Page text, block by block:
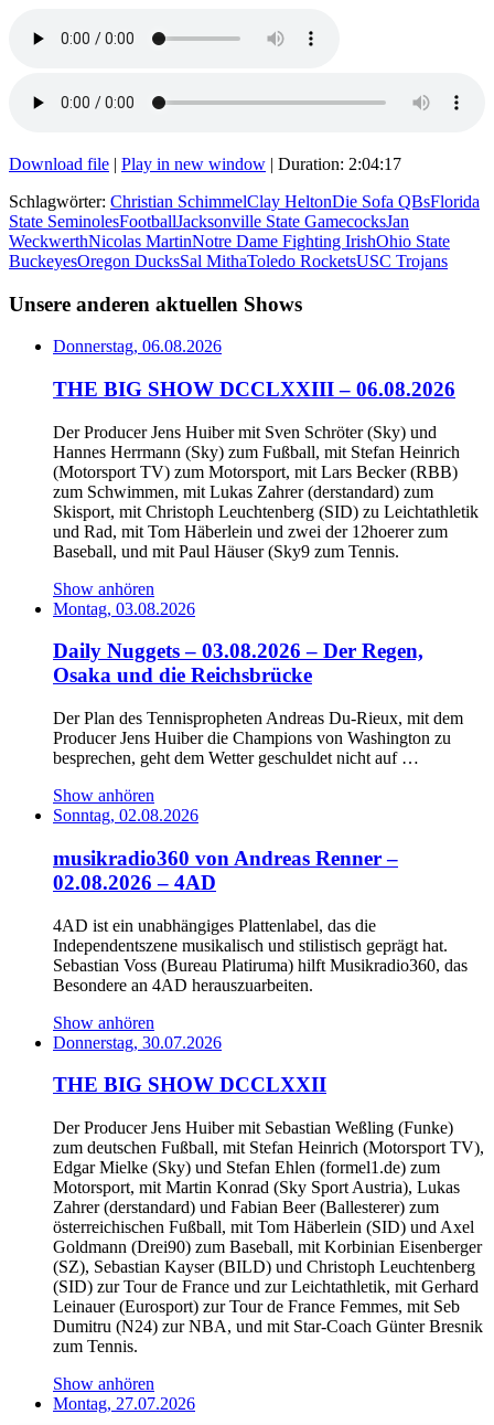
Download file | Play in new window | Duration: 2:04:17
Schlagwörter: Christian SchimmelClay HeltonDie Sofa QBsFlorida
State SeminolesFootballJacksonville State GamecocksJan
WeckwerthNicolas MartinNotre Dame Fighting IrishOhio State
BuckeyesOregon DucksSal MithaToledo RocketsUSC Trojans
Unsere anderen aktuellen Shows
Donnerstag, 06.08.2026
THE BIG SHOW DCCLXXIII – 06.08.2026
Der Producer Jens Huiber mit Sven Schröter (Sky) und
Hannes Herrmann (Sky) zum Fußball, mit Stefan Heinrich
(Motorsport TV) zum Motorsport, mit Lars Becker (RBB)
zum Schwimmen, mit Lukas Zahrer (derstandard) zum
Skisport, mit Christoph Leuchtenberg (SID) zu Leichtathletik
und Rad, mit Tom Häberlein und zwei der 12hoerer zum
Baseball, und mit Paul Häuser (Sky9 zum Tennis.
Show anhören
Montag, 03.08.2026
Daily Nuggets – 03.08.2026 – Der Regen,
Osaka und die Reichsbrücke
Der Plan des Tennispropheten Andreas Du-Rieux, mit dem
Producer Jens Huiber die Champions von Washington zu
besprechen, geht dem Wetter geschuldet nicht auf …
Show anhören
Sonntag, 02.08.2026
musikradio360 von Andreas Renner –
02.08.2026 – 4AD
4AD ist ein unabhängiges Plattenlabel, das die
Independentszene musikalisch und stilistisch geprägt hat.
Sebastian Voss (Bureau Platiruma) hilft Musikradio360, das
Besondere an 4AD herauszuarbeiten.
Show anhören
Donnerstag, 30.07.2026
THE BIG SHOW DCCLXXII
Der Producer Jens Huiber mit Sebastian Weßling (Funke)
zum deutschen Fußball, mit Stefan Heinrich (Motorsport TV),
Edgar Mielke (Sky) und Stefan Ehlen (formel1.de) zum
Motorsport, mit Martin Konrad (Sky Sport Austria), Lukas
Zahrer (derstandard) und Fabian Beer (Ballesterer) zum
österreichischen Fußball, mit Tom Häberlein (SID) und Axel
Goldmann (Drei90) zum Baseball, mit Korbinian Eisenberger
(SZ), Sebastian Kayser (BILD) und Christoph Leuchtenberg
(SID) zur Tour de France und zur Leichtathletik, mit Gerhard
Leinauer (Eurosport) zur Tour de France Femmes, mit Seb
Dumitru (N24) zur NBA, und mit Star-Coach Günter Bresnik
zum Tennis.
Show anhören
Montag, 27.07.2026